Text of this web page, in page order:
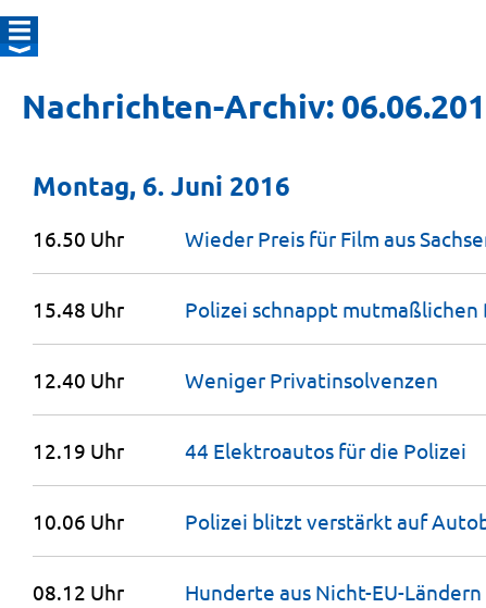
Nachrichten-Archiv:
Montag, 6. Juni 2016
16.50 Uhr Wieder Preis für Film aus
15.48 Uhr Polizei schnappt mutmaßlichen
12.40 Uhr Weniger Privatin­solvenzen
12.19 Uhr 44 Elektroautos für die Polizei
10.06 Uhr Polizei blitzt verstärkt auf
08.12 Uhr Hunderte aus Nicht-EU-Ländern